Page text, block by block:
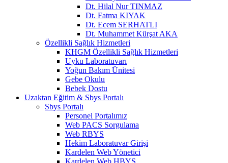
Dt. Hilal Nur TINMAZ
Dt. Fatma KIYAK
Dt. Ecem SERHATLI
Dt. Muhammet Kürşat AKA
Özellikli Sağlık Hizmetleri
KHGM Özellikli Sağlık Hizmetleri
Uyku Laboratuvarı
Yoğun Bakım Ünitesi
Gebe Okulu
Bebek Dostu
Uzaktan Eğitim & Sbys Portalı
Sbys Portalı
Personel Portalımız
Web PACS Sorgulama
Web RBYS
Hekim Laboratuvar Girişi
Kardelen Web Yönetici
Kardelen Web HBYS